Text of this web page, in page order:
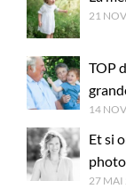
21
TOP
14
Et si
27 MAI